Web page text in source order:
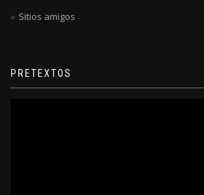
Sitios amigos
PRETEXTOS